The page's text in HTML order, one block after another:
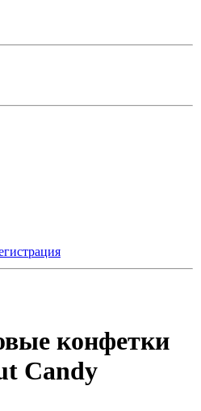
конфетки
Candy